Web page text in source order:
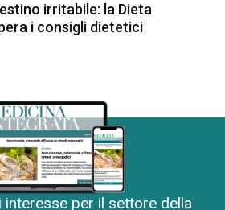
irritabile: la Dieta
i consigli dietetici
interesse per il settore della